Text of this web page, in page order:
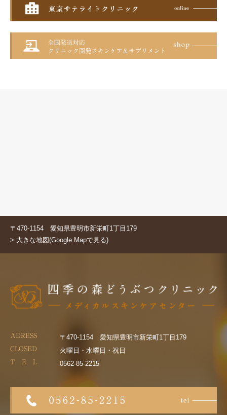
〒470-1154 愛知県豊明市新栄町1丁目179
> 大きな地図(Google Mapで見る)
ADRESS 〒470-1154 愛知県豊明市新栄町1丁目179
CLOSED 火曜日・水曜日・祝日
T E L 0562-85-2215